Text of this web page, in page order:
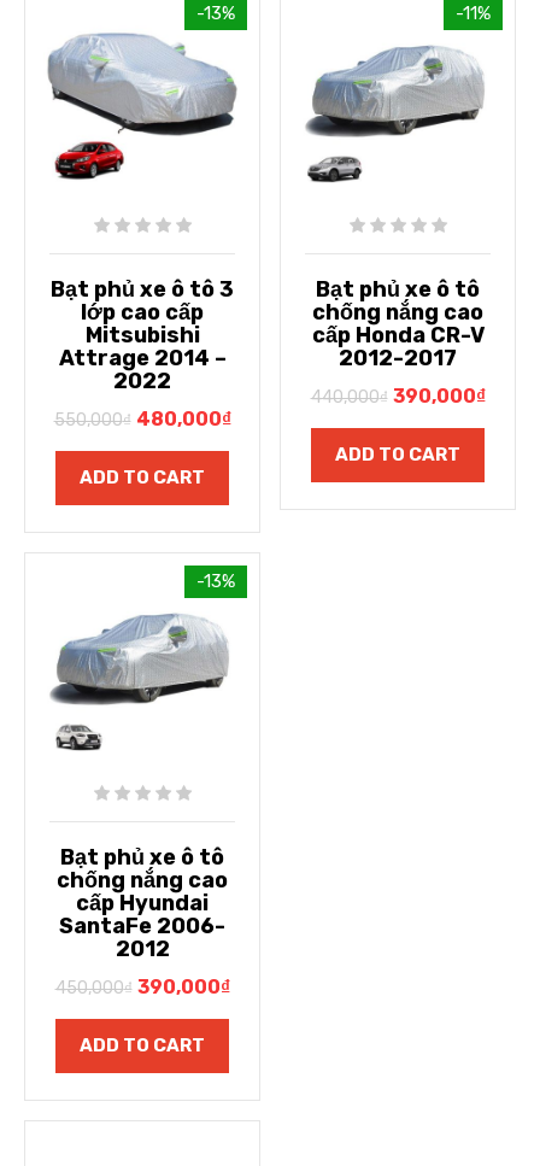
-13%
Bạt phủ xe ô tô 3
lớp cao cấp
Mitsubishi
Attrage 2014 –
2022
550,000₫ 480,000₫
ADD TO CART
-11%
Bạt phủ xe ô tô
chống nắng cao
cấp Honda CR-V
2012-2017
440,000₫ 390,000₫
ADD TO CART
-13%
Bạt phủ xe ô tô
chống nắng cao
cấp Hyundai
SantaFe 2006-
2012
450,000₫ 390,000₫
ADD TO CART